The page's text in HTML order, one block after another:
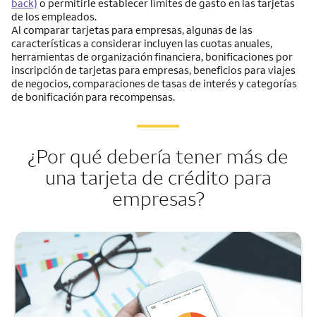
back) o permitirle establecer límites de gasto en las tarjetas
de los empleados.
Al comparar tarjetas para empresas, algunas de las
características a considerar incluyen las cuotas anuales,
herramientas de organización financiera, bonificaciones por
inscripción de tarjetas para empresas, beneficios para viajes
de negocios, comparaciones de tasas de interés y categorías
de bonificación para recompensas.
¿Por qué debería tener más de
una tarjeta de crédito para
empresas?